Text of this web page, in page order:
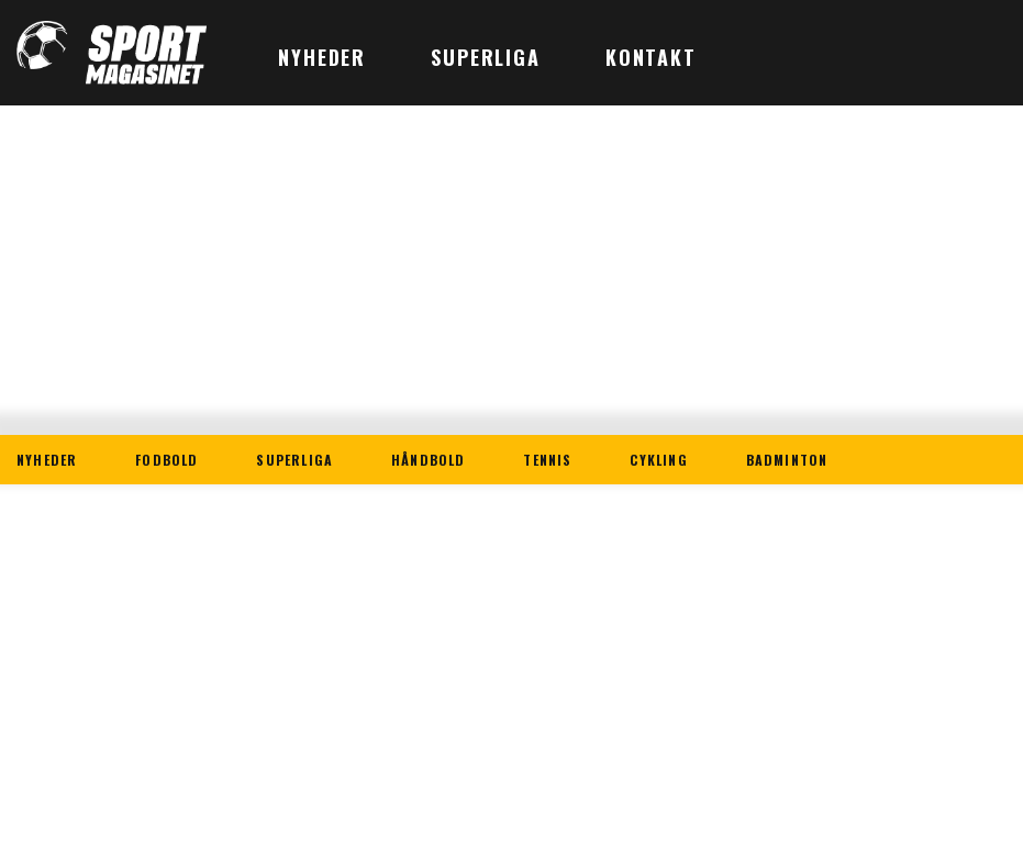
NYHEDER SUPERLIGA KONTAKT
NYHEDER FODBOLD SUPERLIGA HÅNDBOLD TENNIS CYKLING BADMINTON